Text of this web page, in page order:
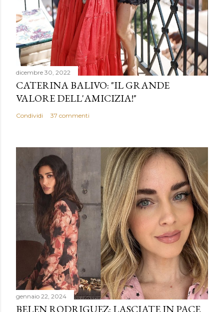
dicembre 30, 2022
CATERINA BALIVO: "IL GRANDE
VALORE DELL'AMICIZIA!"
Condividi 37 commenti
gennaio 22, 2024
BELEN RODRIGUEZ: LASCIATE IN PACE